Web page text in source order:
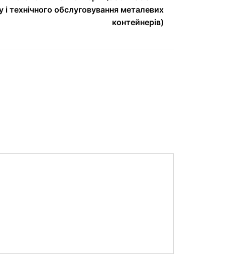
технічного обслуговування металевих
контейнерів)